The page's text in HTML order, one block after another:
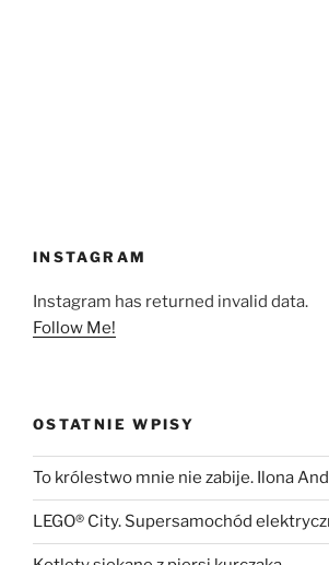
INSTAGRAM
Instagram has returned invalid data.
Follow Me!
OSTATNIE WPISY
To królestwo mnie nie zabije. Ilona
LEGO® City. Supersamochód